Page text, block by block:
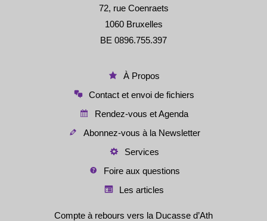
72, rue Coenraets
1060 Bruxelles
BE 0896.755.397
À Propos
Contact et envoi de fichiers
Rendez-vous et Agenda
Abonnez-vous à la Newsletter
Services
Foire aux questions
Les articles
Compte à rebours vers la Ducasse d’Ath